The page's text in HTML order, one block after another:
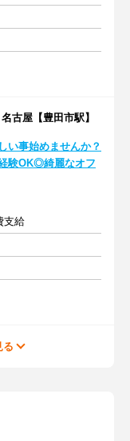
古屋【豊田市駅】
い事始めませんか？
験OK◎綺麗なオフ
支給
る